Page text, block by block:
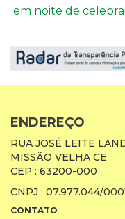
em noite de
ENDEREÇO
RUA JOSÉ LEITE
MISSÃO VELHA CE
CEP : 63200-000
CNPJ : 07.977.044/
CONTATO